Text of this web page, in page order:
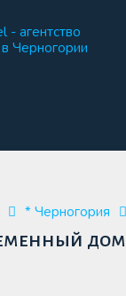
* Черногория
дом